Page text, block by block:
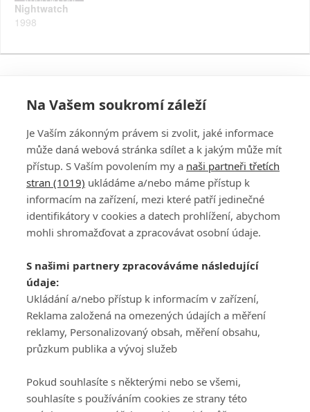
Nightwatch
1998
PŘIHLÁSIT
REGISTROVAT
DISKUZE
Šéfredaktorkou webu jePetr Slavík, e-mailserialy@fandimefilmu.cz
Máte-li zájem o inzerci na našem webu napište nám na e-mail
studio@koncal.com
Ochrana osobních údajů|Zásady používání cookies |Pravidla webu
Upravit nastavení soukromí
Na Vašem soukromí záleží
Je Vaším zákonným právem si zvolit, jaké informace
může daná webová stránka sdílet a k jakým může mít
přístup. S Vaším povolením my a naši partneři třetích
stran (1019) ukládáme a/nebo máme přístup k
informacím na zařízení, mezi které patří jedinečné
identifikátory v cookies a datech prohlížení, abychom
mohli shromažďovat a zpracovávat osobní údaje.
S našimi partnery zpracováváme následující
údaje:
Ukládání a/nebo přístup k informacím v zařízení,
Reklama založená na omezených údajích a měření
reklamy, Personalizovaný obsah, měření obsahu,
průzkum publika a vývoj služeb
Pokud souhlasíte s některými nebo se všemi,
souhlasíte s používáním cookies ze strany této